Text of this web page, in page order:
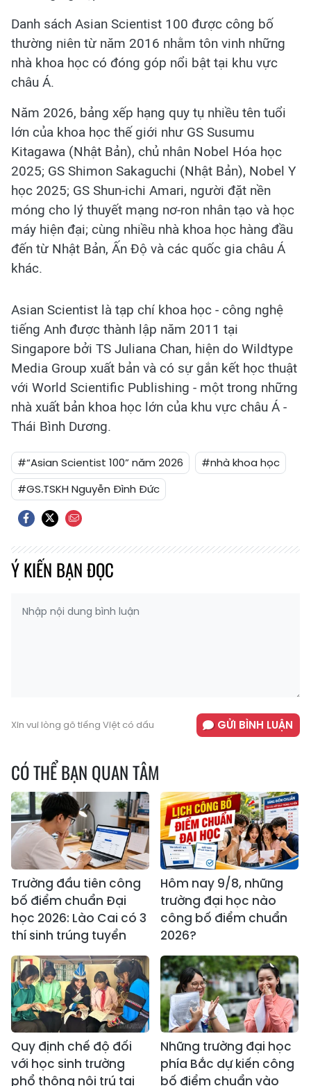
Danh sách Asian Scientist 100 được công bố
thường niên từ năm 2016 nhằm tôn vinh những
nhà khoa học có đóng góp nổi bật tại khu vực
châu Á.
Năm 2026, bảng xếp hạng quy tụ nhiều tên tuổi
lớn của khoa học thế giới như GS Susumu
Kitagawa (Nhật Bản), chủ nhân Nobel Hóa học
2025; GS Shimon Sakaguchi (Nhật Bản), Nobel Y
học 2025; GS Shun-ichi Amari, người đặt nền
móng cho lý thuyết mạng nơ-ron nhân tạo và học
máy hiện đại; cùng nhiều nhà khoa học hàng đầu
đến từ Nhật Bản, Ấn Độ và các quốc gia châu Á
khác.
Asian Scientist là tạp chí khoa học - công nghệ
tiếng Anh được thành lập năm 2011 tại
Singapore bởi TS Juliana Chan, hiện do Wildtype
Media Group xuất bản và có sự gắn kết học thuật
với World Scientific Publishing - một trong những
nhà xuất bản khoa học lớn của khu vực châu Á -
Thái Bình Dương.
#“Asian Scientist 100” năm 2026
#nhà khoa học
#GS.TSKH Nguyễn Đình Đức
Ý KIẾN BẠN ĐỌC
Xin vui lòng gõ tiếng Việt có dấu GỬI BÌNH LUẬN
CÓ THỂ BẠN QUAN TÂM
Trường đầu tiên công
bố điểm chuẩn Đại
học 2026: Lào Cai có 3
thí sinh trúng tuyển
Hôm nay 9/8, những
trường đại học nào
công bố điểm chuẩn
2026?
Quy định chế độ đối
với học sinh trường
phổ thông nội trú tại
Những trường đại học
phía Bắc dự kiến công
bố điểm chuẩn vào